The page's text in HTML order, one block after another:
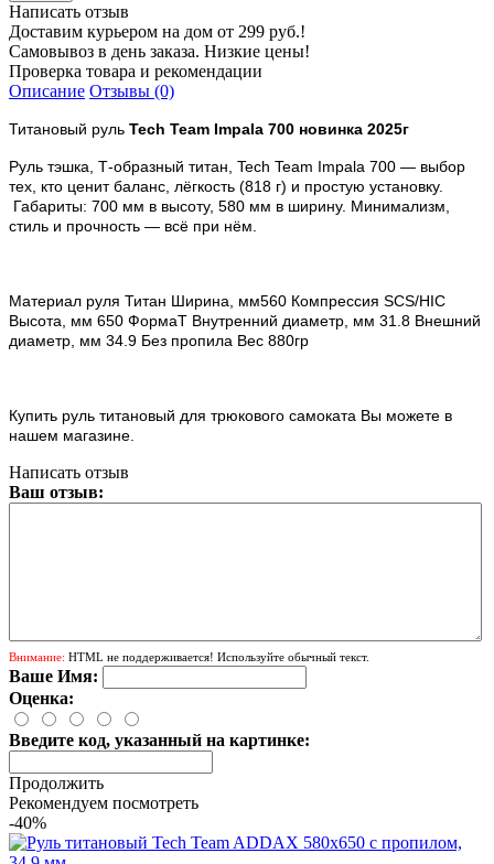
Написать отзыв
Доставим курьером на дом от 299 руб.!
Самовывоз в день заказа. Низкие цены!
Проверка товара и рекомендации
Описание Отзывы (0)
Титановый руль Tech Team Impala 700 новинка 2025г
Руль тэшка, Т-образный титан, Tech Team Impala 700 — выбор
тех, кто ценит баланс, лёгкость (818 г) и простую установку.
Габариты: 700 мм в высоту, 580 мм в ширину. Минимализм,
стиль и прочность — всё при нём.
Материал руля Титан Ширина, мм560 Компрессия SCS/HIC
Высота, мм 650 ФормаT Внутренний диаметр, мм 31.8 Внешний
диаметр, мм 34.9 Без пропила Вес 880гр
Купить руль титановый для трюкового самоката Вы можете в
нашем магазине.
Написать отзыв
Ваш отзыв:
Внимание: HTML не поддерживается! Используйте обычный текст.
Ваше Имя:
Оценка:
Введите код, указанный на картинке:
Продолжить
Рекомендуем посмотреть
-40%